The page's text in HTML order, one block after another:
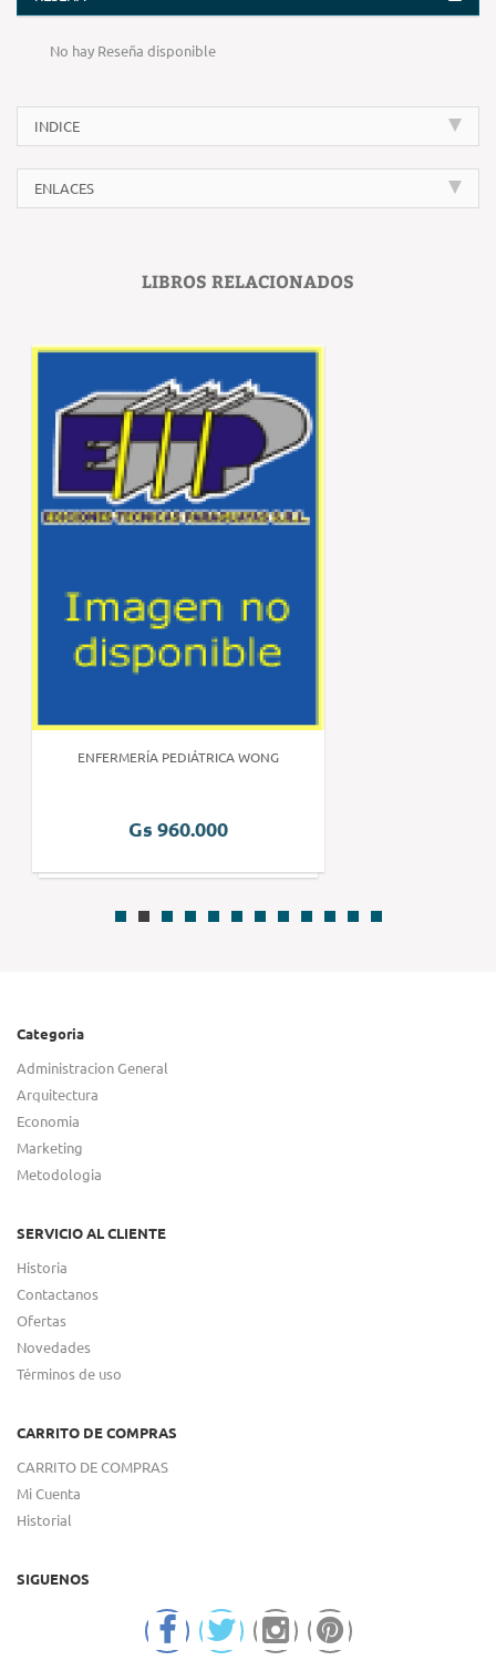
No hay Reseña disponible
INDICE
ENLACES
LIBROS RELACIONADOS
ENFERMERÍA PEDIÁTRICA WONG
Gs 960.000
Categoria
Administracion General
Arquitectura
Economia
Marketing
Metodologia
SERVICIO AL CLIENTE
Historia
Contactanos
Ofertas
Novedades
Términos de uso
CARRITO DE COMPRAS
CARRITO DE COMPRAS
Mi Cuenta
Historial
SIGUENOS